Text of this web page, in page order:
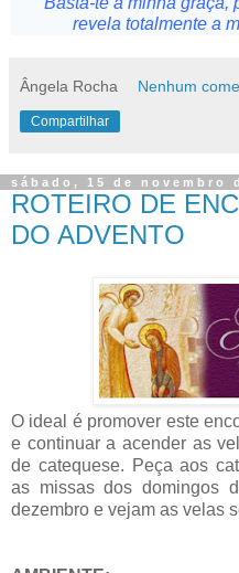
revela totalmente a
Ângela Rocha Nenhum
Compartilhar
sábado, 15 de novembro
ROTEIRO DE
DO ADVENTO
O ideal é promover este
e continuar a acender as
de catequese. Peça aos
as missas dos domingos
dezembro e vejam as velas